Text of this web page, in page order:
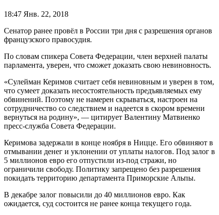
18:47 Янв. 22, 2018
Сенатор ранее провёл в России три дня с разрешения органов
французского правосудия.
По словам спикера Совета Федерации, член верхней палаты
парламента, уверен, что сможет доказать свою невиновность.
«Сулейман Керимов считает себя невиновным и уверен в том,
что сумеет доказать несостоятельность предъявляемых ему
обвинений. Поэтому не намерен скрываться, настроен на
сотрудничество со следствием и надеется в скором времени
вернуться на родину», — цитирует Валентину Матвиенко
пресс-служба Совета Федерации.
Керимова задержали в конце ноября в Ницце. Его обвиняют в
отмывании денег и уклонении от уплаты налогов. Под залог в
5 миллионов евро его отпустили из-под стражи, но
ограничили свободу. Политику запрещено без разрешения
покидать территорию департамента Приморские Альпы.
В декабре залог повысили до 40 миллионов евро. Как
ожидается, суд состоится не ранее конца текущего года.